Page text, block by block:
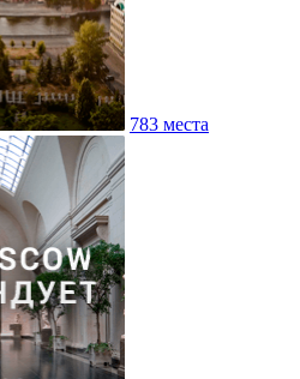
783 места